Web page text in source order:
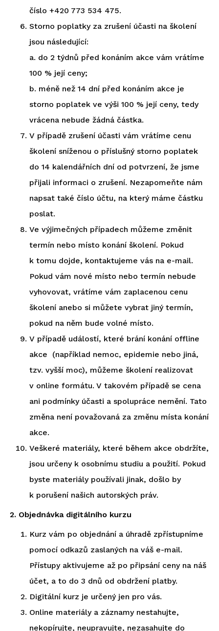
číslo +420 773 534 475.
Storno poplatky za zrušení účasti na školení
jsou následující:
a. do 2 týdnů před konáním akce vám vrátíme
100 % její ceny;
b. méně než 14 dní před konáním akce je
storno poplatek ve výši 100 % její ceny, tedy
vrácena nebude žádná částka.
V případě zrušení účasti vám vrátíme cenu
školení sníženou o příslušný storno poplatek
do 14 kalendářních dní od potvrzení, že jsme
přijali informaci o zrušení. Nezapomeňte nám
napsat také číslo účtu, na který máme částku
poslat.
Ve výjimečných případech můžeme změnit
termín nebo místo konání školení. Pokud
k tomu dojde, kontaktujeme vás na e-mail.
Pokud vám nové místo nebo termín nebude
vyhovovat, vrátíme vám zaplacenou cenu
školení anebo si můžete vybrat jiný termín,
pokud na něm bude volné místo.
V případě událostí, které brání konání offline
akce (například nemoc, epidemie nebo jiná,
tzv. vyšší moc), můžeme školení realizovat
v online formátu. V takovém případě se cena
ani podmínky účasti a spolupráce nemění. Tato
změna není považovaná za změnu místa konání
akce.
Veškeré materiály, které během akce obdržíte,
jsou určeny k osobnímu studiu a použití. Pokud
byste materiály používali jinak, došlo by
k porušení našich autorských práv.
2. Objednávka digitálního kurzu
Kurz vám po objednání a úhradě zpřístupníme
pomocí odkazů zaslaných na váš e-mail.
Přístupy aktivujeme až po připsání ceny na náš
účet, a to do 3 dnů od obdržení platby.
Digitální kurz je určený jen pro vás.
Online materiály a záznamy nestahujte,
nekopírujte, neupravujte, nezasahujte do